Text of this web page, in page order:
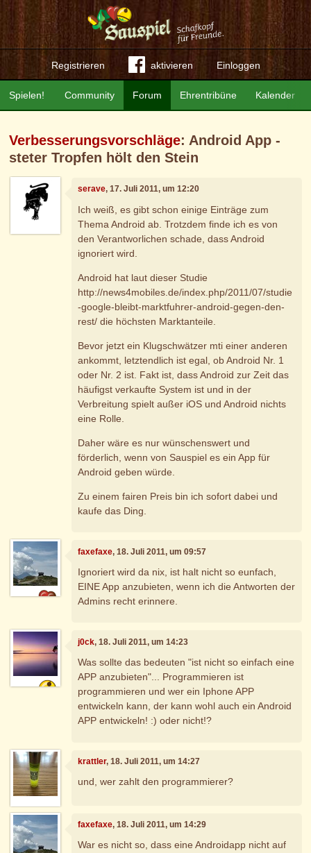
Registrieren aktivieren Einloggen
Community Forum Ehrentribüne Kalender
Spielen!
Verbesserungsvorschläge: Android App -
steter Tropfen hölt den Stein
serave, 17. Juli 2011, um 12:20
Ich weiß, es gibt schon einige Einträge zum
Thema Android ab. Trotzdem finde ich es von
den Verantworlichen schade, dass Android
ignoriert wird.
Android hat laut dieser Studie
http://news4mobiles.de/index.php/2011/07/studie
-google-bleibt-marktfuhrer-android-gegen-den-
rest/ die höchsten Marktanteile.
Bevor jetzt ein Klugschwätzer mti einer anderen
ankommt, letztendlich ist egal, ob Android Nr. 1
oder Nr. 2 ist. Fakt ist, dass Android zur Zeit das
häufigst verkaufte System ist und in der
Verbreitung spielt außer iOS und Android nichts
eine Rolle.
Daher wäre es nur wünschenswert und
förderlich, wenn von Sauspiel es ein App für
Android geben würde.
Zu einem fairen Preis bin ich sofort dabei und
kaufe das Ding.
faxefaxe, 18. Juli 2011, um 09:57
Ignoriert wird da nix, ist halt nicht so eunfach,
EINE App anzubieten, wenn ich die Antworten der
Admins recht erinnere.
j0ck, 18. Juli 2011, um 14:23
Was sollte das bedeuten "ist nicht so einfach eine
APP anzubieten"... Programmieren ist
programmieren und wer ein Iphone APP
entwickeln kann, der kann wohl auch ein Android
APP entwickeln! :) oder nicht!?
krattler, 18. Juli 2011, um 14:27
und, wer zahlt den programmierer?
faxefaxe, 18. Juli 2011, um 14:29
War es nicht so, dass eine Androidapp nicht auf